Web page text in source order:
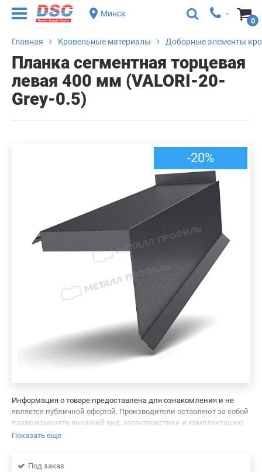
Минск
0
Главная Кровельные материалы Доборные элементы
Планка сегментная торцевая
левая 400 мм (VALORI-20-
Grey-0.5)
-20%
Информация о товаре предоставлена для ознакомления и не
является публичной офертой. Производители оставляют за собой
право изменять внешний вид, характеристики и комплектацию
товара, предварительно не уведомляя продавцов и потребителей.
фотографиях товара. Будем благодарны вам за сообщение об
Показать еще
Под заказ